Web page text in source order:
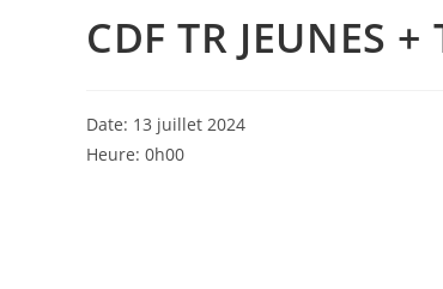
CDF TR JEUNES
Date: 13 juillet 2024
Heure: 0h00